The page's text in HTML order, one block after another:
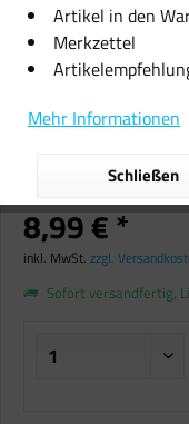
Lernspiel
8,99 € *
inkl. MwSt. zzgl.
Sofort versandfertig,
Artikel in den
Merkzettel
Mehr Informationen
Schließen